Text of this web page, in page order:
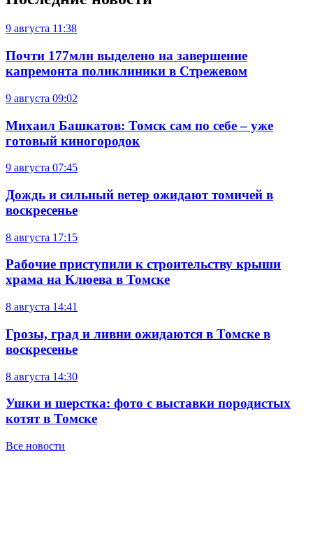
9 августа 11:38
Почти 177млн выделено на завершение
капремонта поликлиники в Стрежевом
9 августа 09:02
Михаил Башкатов: Томск сам по себе – уже
готовый киногородок
9 августа 07:45
Дождь и сильный ветер ожидают томичей в
воскресенье
8 августа 17:15
Рабочие приступили к строительству крыши
храма на Клюева в Томске
8 августа 14:41
Грозы, град и ливни ожидаются в Томске в
воскресенье
8 августа 14:30
Ушки и шерстка: фото с выставки породистых
котят в Томске
Все новости